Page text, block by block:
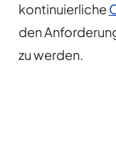
kontinuierliche
den
zu werden.